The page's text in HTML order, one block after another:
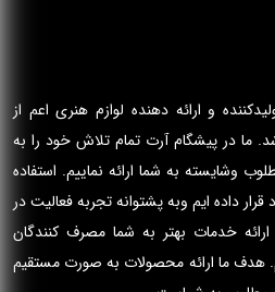
و ارائه دهنده لوازم هنری اعم از
ما در پیشگام آرت تمام تلاش خود را به
وشایسته به شما ارائه نماییم. استفاده
قرار داده ایم وبه پشتوانه تجربه فعالیت در
ارائه خدمات بهتر به شما مصرف کنندگان
هدف ما ارائه محصولات به صورت مستقیم